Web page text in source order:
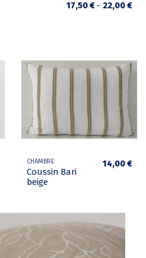
17,50 € - 22,00 €
CHAMBRE
Coussin Bari
beige
14,00 €